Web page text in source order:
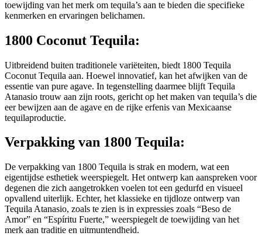
toewijding van het merk om tequila’s aan te bieden die specifieke
kenmerken en ervaringen belichamen.
1800 Coconut Tequila:
Uitbreidend buiten traditionele variëteiten, biedt 1800 Tequila
Coconut Tequila aan. Hoewel innovatief, kan het afwijken van de
essentie van pure agave. In tegenstelling daarmee blijft Tequila
Atanasio trouw aan zijn roots, gericht op het maken van tequila’s die
eer bewijzen aan de agave en de rijke erfenis van Mexicaanse
tequilaproductie.
Verpakking van 1800 Tequila:
De verpakking van 1800 Tequila is strak en modern, wat een
eigentijdse esthetiek weerspiegelt. Het ontwerp kan aanspreken voor
degenen die zich aangetrokken voelen tot een gedurfd en visueel
opvallend uiterlijk. Echter, het klassieke en tijdloze ontwerp van
Tequila Atanasio, zoals te zien is in expressies zoals “Beso de
Amor” en “Espíritu Fuerte,” weerspiegelt de toewijding van het
merk aan traditie en uitmuntendheid.